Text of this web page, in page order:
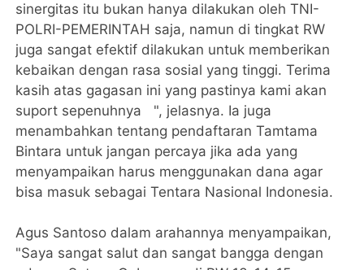
sinergitas itu bukan hanya dilakukan oleh TNI-
POLRI-PEMERINTAH saja, namun di tingkat RW
juga sangat efektif dilakukan untuk memberikan
kebaikan dengan rasa sosial yang tinggi. Terima
kasih atas gagasan ini yang pastinya kami akan
suport sepenuhnya ", jelasnya. Ia juga
menambahkan tentang pendaftaran Tamtama
Bintara untuk jangan percaya jika ada yang
menyampaikan harus menggunakan dana agar
bisa masuk sebagai Tentara Nasional Indonesia.
Agus Santoso dalam arahannya menyampaikan,
"Saya sangat salut dan sangat bangga dengan